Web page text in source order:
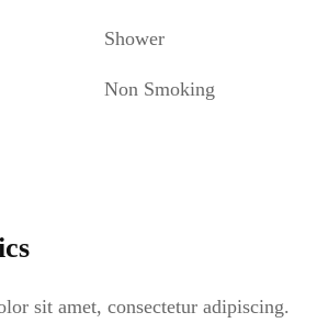
Shower
Non Smoking
sit amet, consectetur adipiscing.